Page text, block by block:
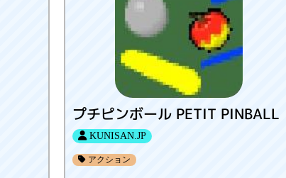
プチピンボール PETIT PINBALL
KUNISAN.JP
アクション